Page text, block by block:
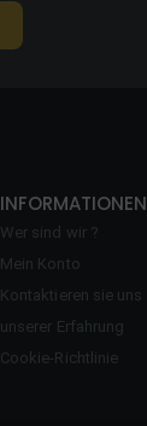
INFORMATIONEN
Wer sind wir ?
Mein Konto
Kontaktieren sie uns
unserer Erfahrung
Cookie-Richtlinie